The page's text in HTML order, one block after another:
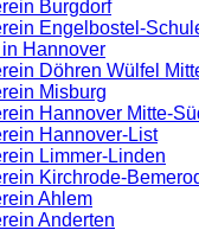
Burgdorf
Engelbostel-
Hannover
Döhren Wülfel
Misburg
Hannover Mitte-
Hannover-List
Limmer-Linden
Kirchrode-
Ahlem
Anderten